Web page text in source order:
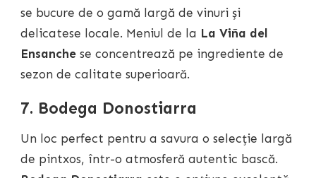
se bucure de o gamă largă de vinuri și
delicatese locale. Meniul de la La Viña del
Ensanche se concentrează pe ingrediente de
sezon de calitate superioară.
7. Bodega Donostiarra
Un loc perfect pentru a savura o selecție largă
de pintxos, într-o atmosferă autentic bască.